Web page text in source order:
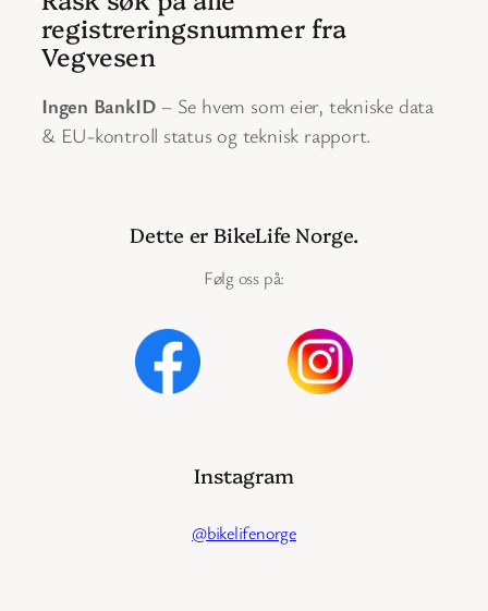
registreringsnummer fra
Vegvesen
Ingen BankID – Se hvem som eier, tekniske data
& EU-kontroll status og teknisk rapport.
Dette er BikeLife Norge.
Følg oss på:
Instagram
@bikelifenorge